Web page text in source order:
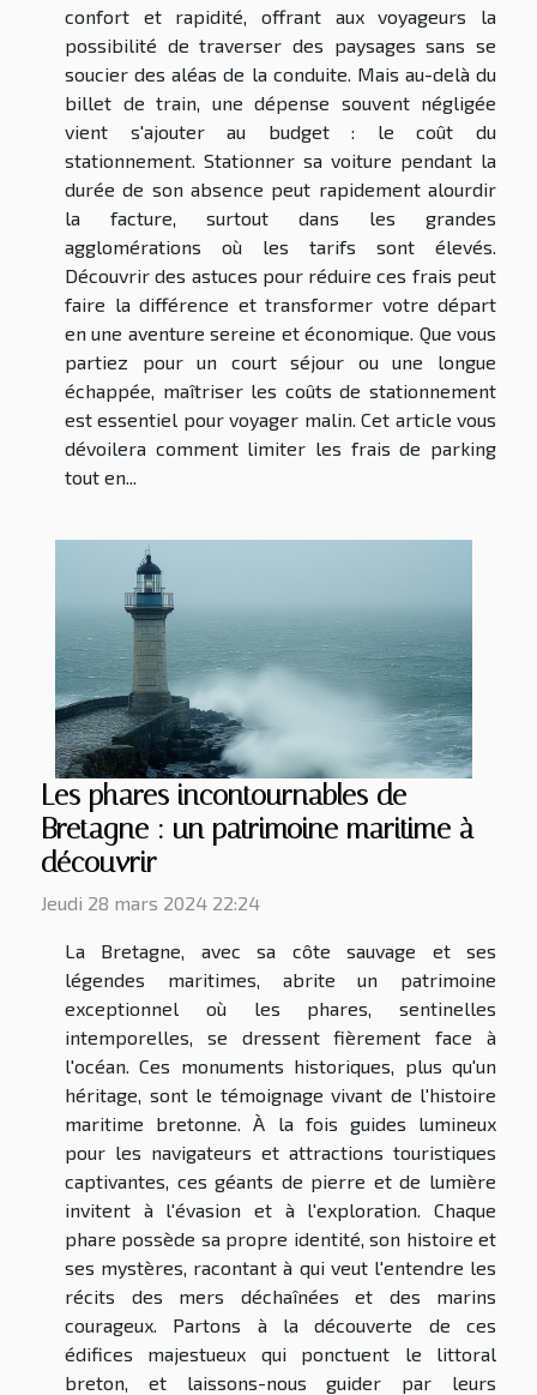
confort et rapidité, offrant aux voyageurs la
possibilité de traverser des paysages sans se
soucier des aléas de la conduite. Mais au-delà du
billet de train, une dépense souvent négligée
vient s'ajouter au budget : le coût du
stationnement. Stationner sa voiture pendant la
durée de son absence peut rapidement alourdir
la facture, surtout dans les grandes
agglomérations où les tarifs sont élevés.
Découvrir des astuces pour réduire ces frais peut
faire la différence et transformer votre départ
en une aventure sereine et économique. Que vous
partiez pour un court séjour ou une longue
échappée, maîtriser les coûts de stationnement
est essentiel pour voyager malin. Cet article vous
dévoilera comment limiter les frais de parking
tout en...
Les phares incontournables de
Bretagne : un patrimoine maritime à
découvrir
Jeudi 28 mars 2024 22:24
La Bretagne, avec sa côte sauvage et ses
légendes maritimes, abrite un patrimoine
exceptionnel où les phares, sentinelles
intemporelles, se dressent fièrement face à
l'océan. Ces monuments historiques, plus qu'un
héritage, sont le témoignage vivant de l'histoire
maritime bretonne. À la fois guides lumineux
pour les navigateurs et attractions touristiques
captivantes, ces géants de pierre et de lumière
invitent à l'évasion et à l'exploration. Chaque
phare possède sa propre identité, son histoire et
ses mystères, racontant à qui veut l'entendre les
récits des mers déchaînées et des marins
courageux. Partons à la découverte de ces
édifices majestueux qui ponctuent le littoral
breton, et laissons-nous guider par leurs